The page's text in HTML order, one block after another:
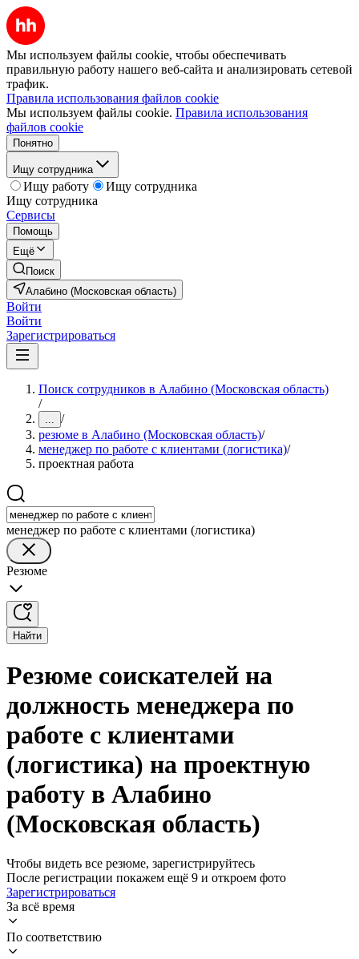
Мы используем файлы cookie, чтобы обеспечивать
правильную работу нашего веб-сайта и анализировать сетевой
трафик.
Правила использования файлов cookie
Мы используем файлы cookie. Правила использования
файлов cookie
Понятно
Ищу сотрудника
Ищу работу
Ищу сотрудника
Ищу сотрудника
Сервисы
Помощь
Ещё
Поиск
Алабино (Московская область)
Войти
Войти
Зарегистрироваться
Поиск сотрудников в Алабино (Московская область)
/
... /
резюме в Алабино (Московская область)/
менеджер по работе с клиентами (логистика)/
проектная работа
менеджер по работе с клиентами (логистика)
Резюме
Найти
Резюме соискателей на
должность менеджера по
работе с клиентами
(логистика) на проектную
работу в Алабино
(Московская область)
Чтобы видеть все резюме, зарегистрируйтесь
После регистрации покажем ещё 9 и откроем фото
Зарегистрироваться
За всё время
По соответствию